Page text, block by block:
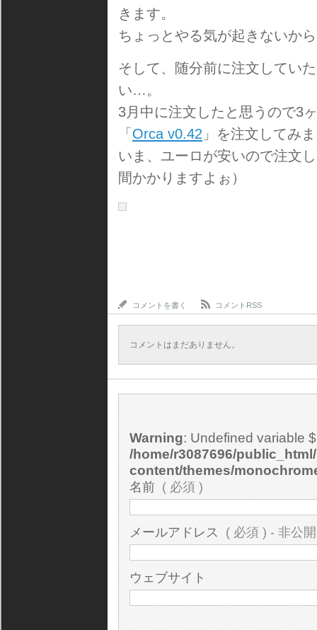
きます。
ちょっとやる気が起きないか
そして、随分前に注文してい
い…。
3月中に注文したと思うので3
「 Orca v0.42 」を注文してみ
いま、ユーロが安いので注文
間かかりますよぉ）
コメントを書く コメントRSS
コメントはまだありません。
Warning : Undefined variable
/home/r3087696/
content/themes/
名前 ( 必須 )
メールアドレス ( 必須 ) - 非公
ウェブサイト